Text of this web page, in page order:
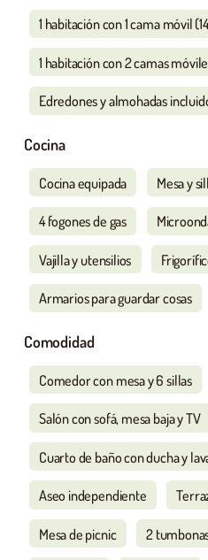
1 habitación con 1 cama móvil
1 habitación con 2 camas
Edredones y almohadas
Cocina
Cocina equipada Mesa y
4 fogones de gas
Vajilla y utensilios
Armarios para guardar cosas
Comodidad
Comedor con mesa y 6 sillas
Salón con sofá, mesa baja y TV
Cuarto de baño con ducha y
Aseo independiente
Mesa de picnic 2